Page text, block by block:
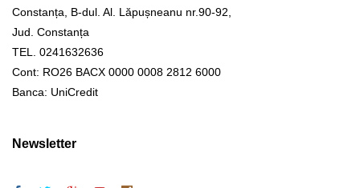
Constanța, B-dul. Al. Lăpușneanu nr.90-92,
Jud. Constanța
TEL. 0241632636
Cont: RO26 BACX 0000 0008 2812 6000
Banca: UniCredit
Newsletter